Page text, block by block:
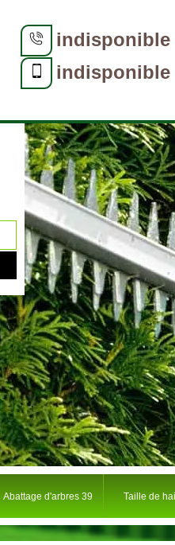
indisponible
indisponible
Abattage d'arbres 39 Taille de